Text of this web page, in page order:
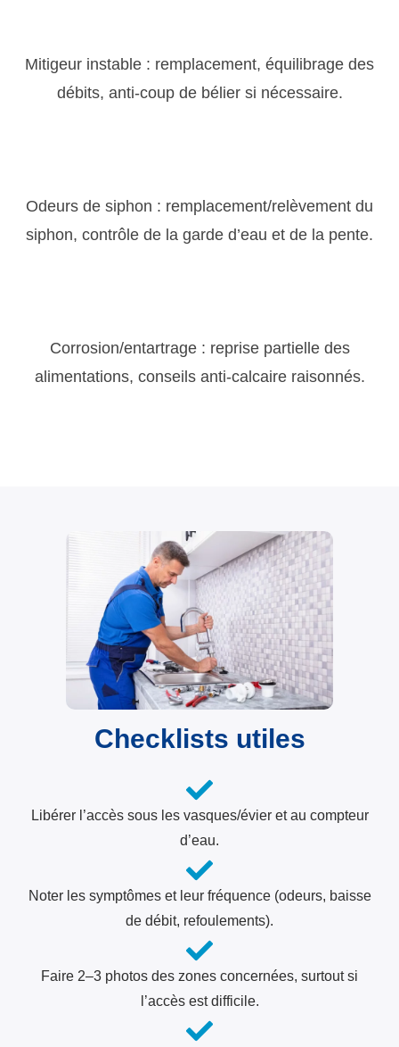
Mitigeur instable : remplacement, équilibrage des
débits, anti-coup de bélier si nécessaire.
Odeurs de siphon : remplacement/relèvement du
siphon, contrôle de la garde d’eau et de la pente.
Corrosion/entartrage : reprise partielle des
alimentations, conseils anti-calcaire raisonnés.
Checklists utiles
Libérer l’accès sous les vasques/évier et au compteur
d’eau.
Noter les symptômes et leur fréquence (odeurs, baisse
de débit, refoulements).
Faire 2–3 photos des zones concernées, surtout si
l’accès est difficile.